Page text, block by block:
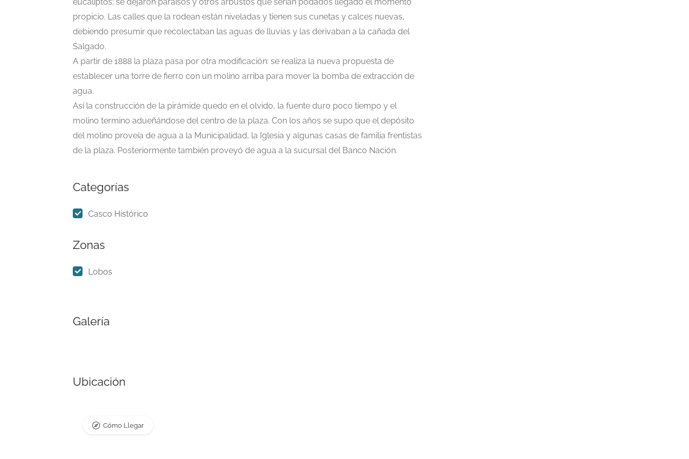
propicio. Las calles que la rodean están niveladas y tienen sus cunetas y calces nuevas,
debiendo presumir que recolectaban las aguas de lluvias y las derivaban a la cañada del
Salgado.
A partir de 1888 la plaza pasa por otra modificación: se realiza la nueva propuesta de
establecer una torre de fierro con un molino arriba para mover la bomba de extracción de
agua.
Así la construcción de la pirámide quedo en el olvido, la fuente duro poco tiempo y el
molino termino adueñándose del centro de la plaza. Con los años se supo que el depósito
del molino proveía de agua a la Municipalidad, la Iglesia y algunas casas de familia frentistas
de la plaza. Posteriormente también proveyó de agua a la sucursal del Banco Nación.
Categorías
Casco Histórico
Zonas
Lobos
Galería
Ubicación
Cómo Llegar